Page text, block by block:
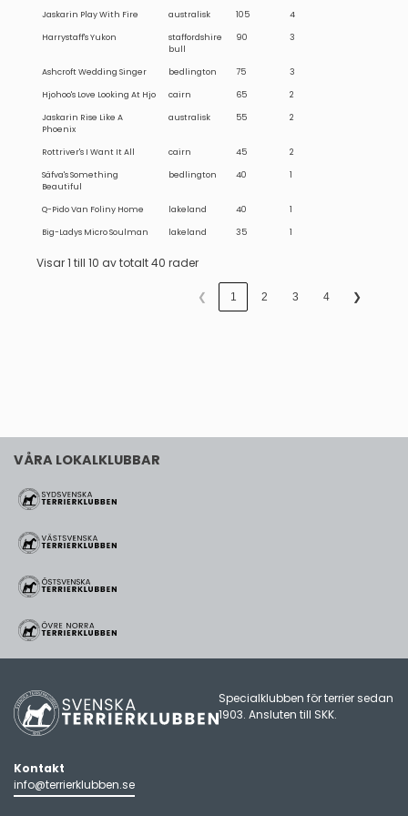
ÅRETS VILTSPÅRTERRIER
Jaskarin Play With Fire australisk 105 4
Harrystaff's Yukon
staffordshire
bull
90 3
Ashcroft Wedding Singer bedlington 75 3
Hjohoo's Love Looking At Hjo cairn 65 2
Jaskarin Rise Like A
Phoenix
australisk 55 2
Rottriver's I Want It All cairn 45 2
Säfva's Something
Beautiful
bedlington 40 1
Q-Pido Van Foliny Home lakeland 40 1
Big-Ladys Micro Soulman lakeland 35 1
Visar 1 till 10 av totalt 40 rader
❮ 1 2 3 4 ❯
VÅRA LOKALKLUBBAR
Specialklubben för terrier sedan
1903. Ansluten till SKK.
Kontakt
info@terrierklubben.se